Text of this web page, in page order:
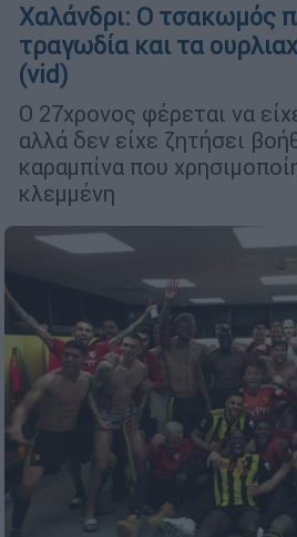
Χαλάνδρι: Ο τσακωμός
τραγωδία και τα
(vid)
Ο 27χρονος φέρεται να
αλλά δεν είχε ζητήσει
καραμπίνα που
κλεμμένη